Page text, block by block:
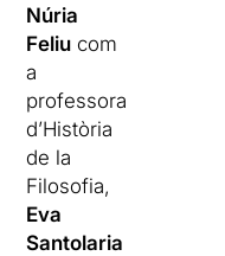
Núria
Feliu com
a
professora
d’Història
de la
Filosofia,
Eva
Santolaria